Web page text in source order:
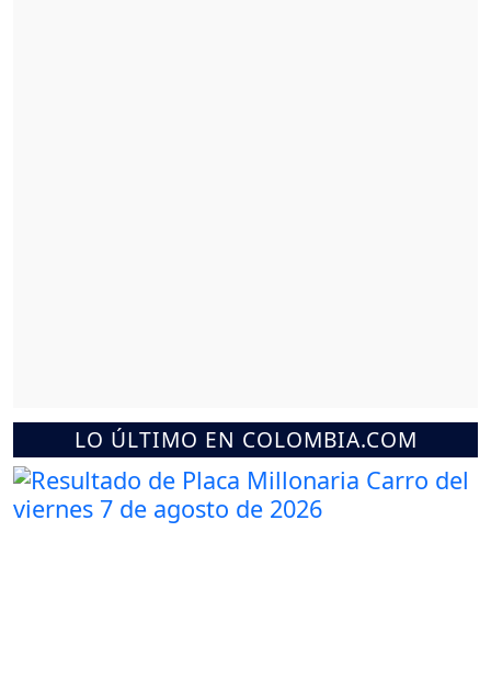
LO ÚLTIMO EN COLOMBIA.COM